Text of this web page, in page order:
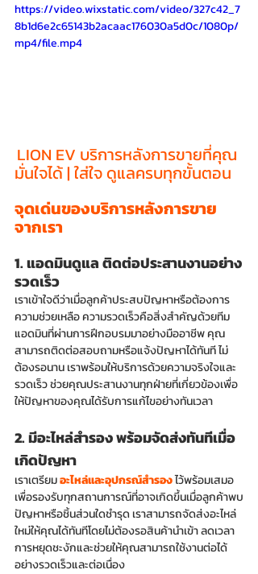
https://video.wixstatic.com/video/327c42_7
8b1d6e2c65143b2acaac176030a5d0c/1080p/
mp4/file.mp4
LION EV บริการหลังการขายที่คุณ
มั่นใจได้ | ใส่ใจ ดูแลครบทุกขั้นตอน
จุดเด่นของบริการหลังการขาย
จากเรา
1. แอดมินดูแล ติดต่อประสานงานอย่าง
รวดเร็ว
เราเข้าใจดีว่าเมื่อลูกค้าประสบปัญหาหรือต้องการ
ความช่วยเหลือ ความรวดเร็วคือสิ่งสำคัญด้วยทีม
แอดมินที่ผ่านการฝึกอบรมมาอย่างมืออาชีพ คุณ
สามารถติดต่อสอบถามหรือแจ้งปัญหาได้ทันที ไม่
ต้องรอนาน เราพร้อมให้บริการด้วยความจริงใจและ
รวดเร็ว ช่วยคุณประสานงานทุกฝ่ายที่เกี่ยวข้องเพื่อ
ให้ปัญหาของคุณได้รับการแก้ไขอย่างทันเวลา
2. มีอะไหล่สำรอง พร้อมจัดส่งทันทีเมื่อ
เกิดปัญหา
เราเตรียม อะไหล่และอุปกรณ์สำรอง ไว้พร้อมเสมอ
เพื่อรองรับทุกสถานการณ์ที่อาจเกิดขึ้นเมื่อลูกค้าพบ
ปัญหาหรือชิ้นส่วนใดชำรุด เราสามารถจัดส่งอะไหล่
ใหม่ให้คุณได้ทันทีโดยไม่ต้องรอสินค้านำเข้า ลดเวลา
การหยุดชะงักและช่วยให้คุณสามารถใช้งานต่อได้
อย่างรวดเร็วและต่อเนื่อง